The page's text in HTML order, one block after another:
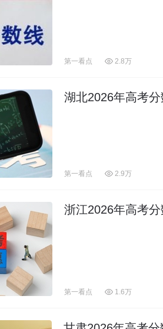
第一看点 2.8万
湖北2026年高考
第一看点 2.9万
浙江2026年高考
第一看点 1.6万